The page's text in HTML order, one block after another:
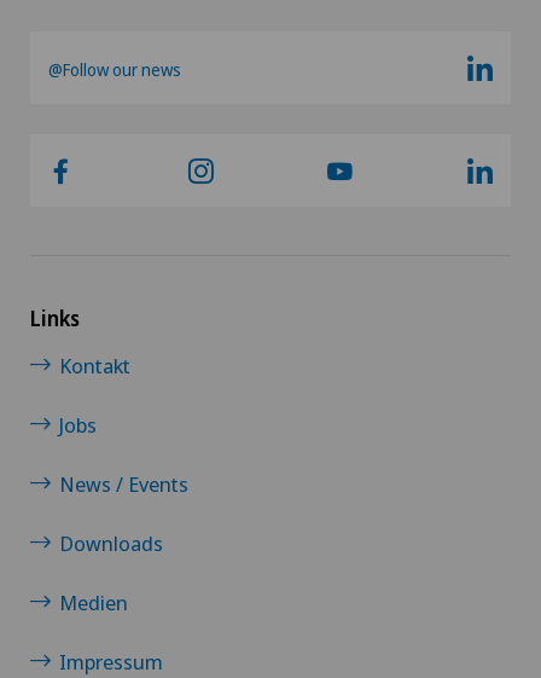
@Follow our news
Links
Kontakt
Jobs
News / Events
Downloads
Medien
Impressum